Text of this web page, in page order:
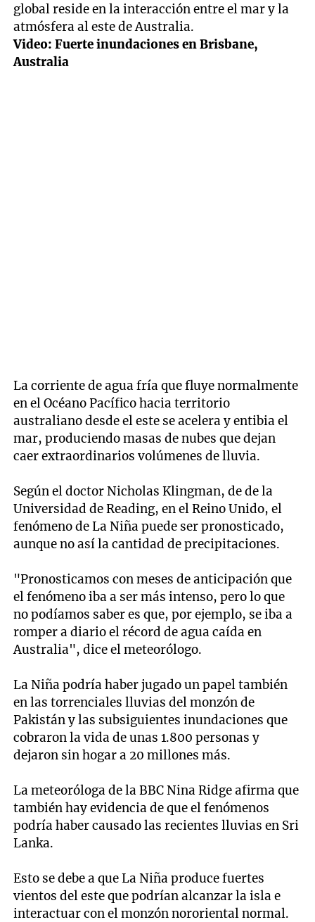
global reside en la interacción entre el mar y la
atmósfera al este de Australia.
Video: Fuerte inundaciones en Brisbane,
Australia
La corriente de agua fría que fluye normalmente
en el Océano Pacífico hacia territorio
australiano desde el este se acelera y entibia el
mar, produciendo masas de nubes que dejan
caer extraordinarios volúmenes de lluvia.
Según el doctor Nicholas Klingman, de de la
Universidad de Reading, en el Reino Unido, el
fenómeno de La Niña puede ser pronosticado,
aunque no así la cantidad de precipitaciones.
"Pronosticamos con meses de anticipación que
el fenómeno iba a ser más intenso, pero lo que
no podíamos saber es que, por ejemplo, se iba a
romper a diario el récord de agua caída en
Australia", dice el meteorólogo.
La Niña podría haber jugado un papel también
en las torrenciales lluvias del monzón de
Pakistán y las subsiguientes inundaciones que
cobraron la vida de unas 1.800 personas y
dejaron sin hogar a 20 millones más.
La meteoróloga de la BBC Nina Ridge afirma que
también hay evidencia de que el fenómenos
podría haber causado las recientes lluvias en Sri
Lanka.
Esto se debe a que La Niña produce fuertes
vientos del este que podrían alcanzar la isla e
interactuar con el monzón nororiental normal.